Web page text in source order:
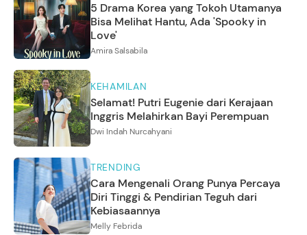
5 Drama Korea yang Tokoh Utamanya
Bisa Melihat Hantu, Ada 'Spooky in
Love'
Amira Salsabila
KEHAMILAN
Selamat! Putri Eugenie dari Kerajaan
Inggris Melahirkan Bayi Perempuan
Dwi Indah Nurcahyani
TRENDING
Cara Mengenali Orang Punya Percaya
Diri Tinggi & Pendirian Teguh dari
Kebiasaannya
Melly Febrida